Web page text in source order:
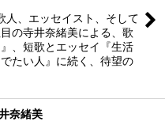
、エッセイスト、そして
の寺井奈緒美による、歌
、短歌とエッセイ『生活
たい人』に続く、待望の
奈緒美